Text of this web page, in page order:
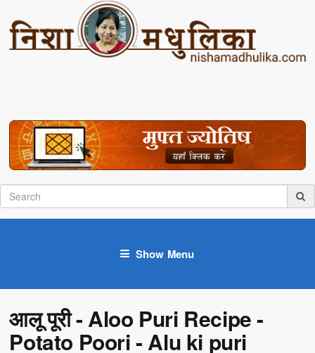
Show Menu
आलू पूरी - Aloo Puri Recipe -
Potato Poori - Alu ki puri